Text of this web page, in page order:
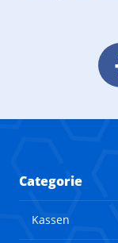
Categorie
Kassen